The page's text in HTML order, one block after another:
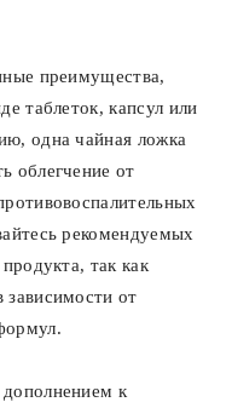
преимущества,
таблеток, капсул или
одна чайная ложка
облегчение от
рекомендуемых
так как
от
к